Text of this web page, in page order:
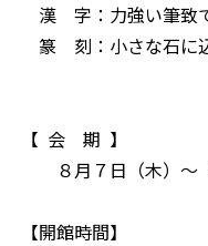
漢 字：力強い筆致で
篆 刻：小さな石に込
【 会 期 】
８月７日（木）～
【開館時間】